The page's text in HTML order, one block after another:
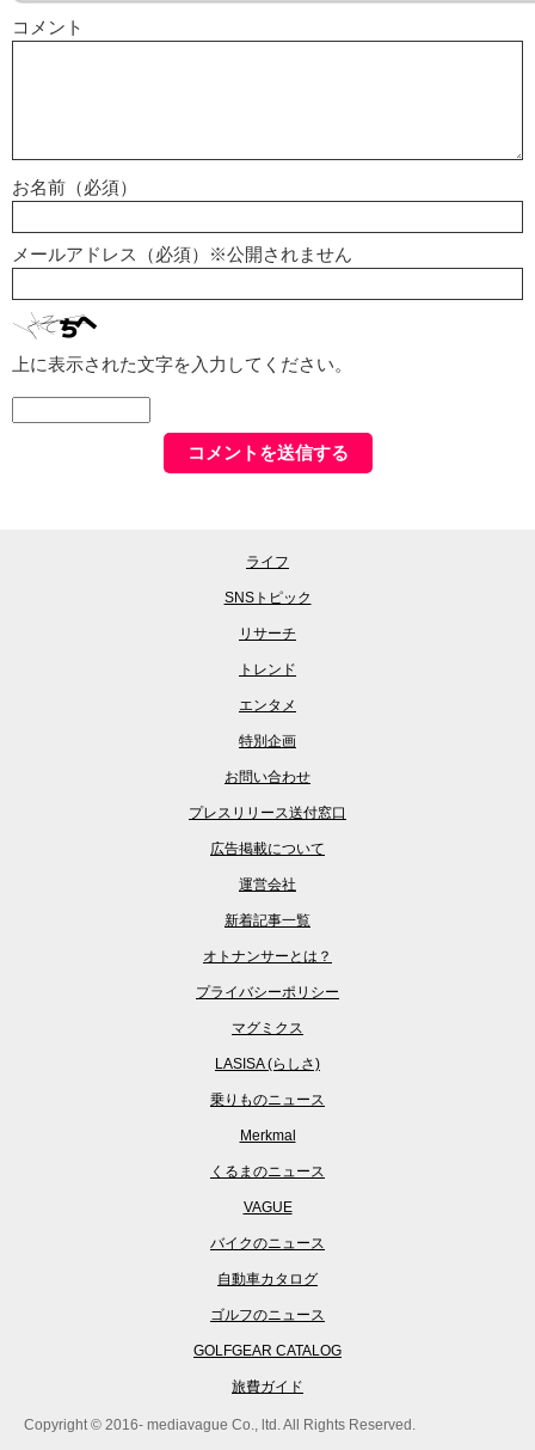
コメント
お名前（必須）
メールアドレス（必須）※公開されません
上に表示された文字を入力してください。
ライフ
SNSトピック
リサーチ
トレンド
エンタメ
特別企画
お問い合わせ
プレスリリース送付窓口
広告掲載について
運営会社
新着記事一覧
オトナンサーとは？
プライバシーポリシー
マグミクス
LASISA (らしさ)
乗りものニュース
Merkmal
くるまのニュース
VAGUE
バイクのニュース
自動車カタログ
ゴルフのニュース
GOLFGEAR CATALOG
旅費ガイド
Copyright © 2016- mediavague Co., ltd. All Rights Reserved.